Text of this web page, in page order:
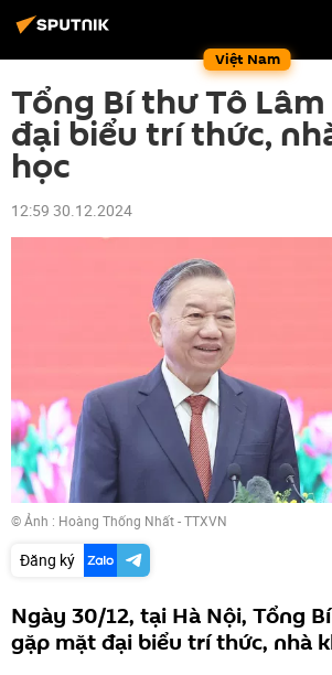
Việt Nam
Tổng Bí thư Tô
đại biểu trí thức,
học
12:59 30.12.2024
© Ảnh : Hoàng Thống Nhất - TTXVN
Đăng ký
Ngày 30/12, tại Hà Nội, Tổng
gặp mặt đại biểu trí thức, nhà